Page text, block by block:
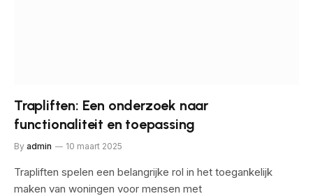
Trapliften: Een onderzoek naar
functionaliteit en toepassing
By admin 10 maart 2025
Trapliften spelen een belangrijke rol in het toegankelijk
maken van woningen voor mensen met